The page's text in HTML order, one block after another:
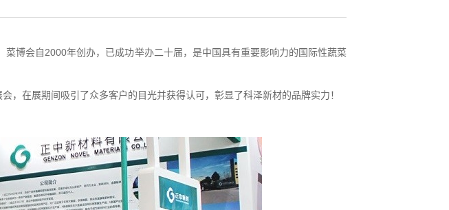
博会自2000年创办，已成功举办二十届，是中国具有重要影响力的国际性蔬菜
在展期间吸引了众多客户的目光并获得认可，彰显了科泽新材的品牌实力！